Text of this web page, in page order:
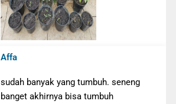
Affa
sudah banyak yang tumbuh. seneng
banget akhirnya bisa tumbuh